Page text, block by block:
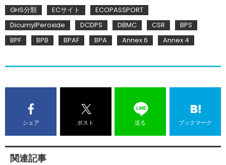
GHS分類
ECサイト
ECOPASSPORT
DicumylPeroxide
DCDPS DBMC CSR
BPS
BPF
BPB BPAF BPA Annex 6 Annex 4
シェア ポスト 送る ブックマーク
関連記事